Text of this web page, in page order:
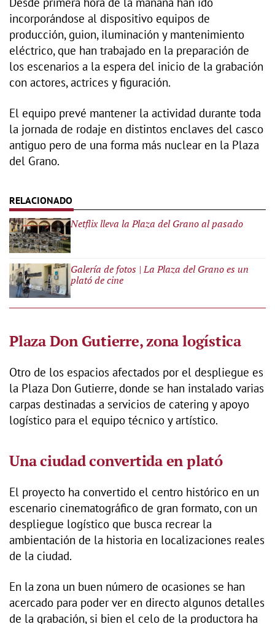
incorporándose al dispositivo equipos de
producción, guion, iluminación y mantenimiento
eléctrico, que han trabajado en la preparación de
los escenarios a la espera del inicio de la grabación
con actores, actrices y figuración.
El equipo prevé mantener la actividad durante toda
la jornada de rodaje en distintos enclaves del casco
antiguo pero de una forma más nuclear en la Plaza
del Grano.
Netflix lleva la Plaza del Grano al pasado
Galería de fotos | La Plaza del Grano es un
plató de cine
Plaza Don Gutierre, zona logística
Otro de los espacios afectados por el despliegue es
la Plaza Don Gutierre, donde se han instalado varias
carpas destinadas a servicios de catering y apoyo
logístico para el equipo técnico y artístico.
Una ciudad convertida en plató
El proyecto ha convertido el centro histórico en un
escenario cinematográfico de gran formato, con un
despliegue logístico que busca recrear la
ambientación de la historia en localizaciones reales
de la ciudad.
En la zona un buen número de ocasiones se han
acercado para poder ver en directo algunos detalles
de la grabación, si bien el celo de la productora ha